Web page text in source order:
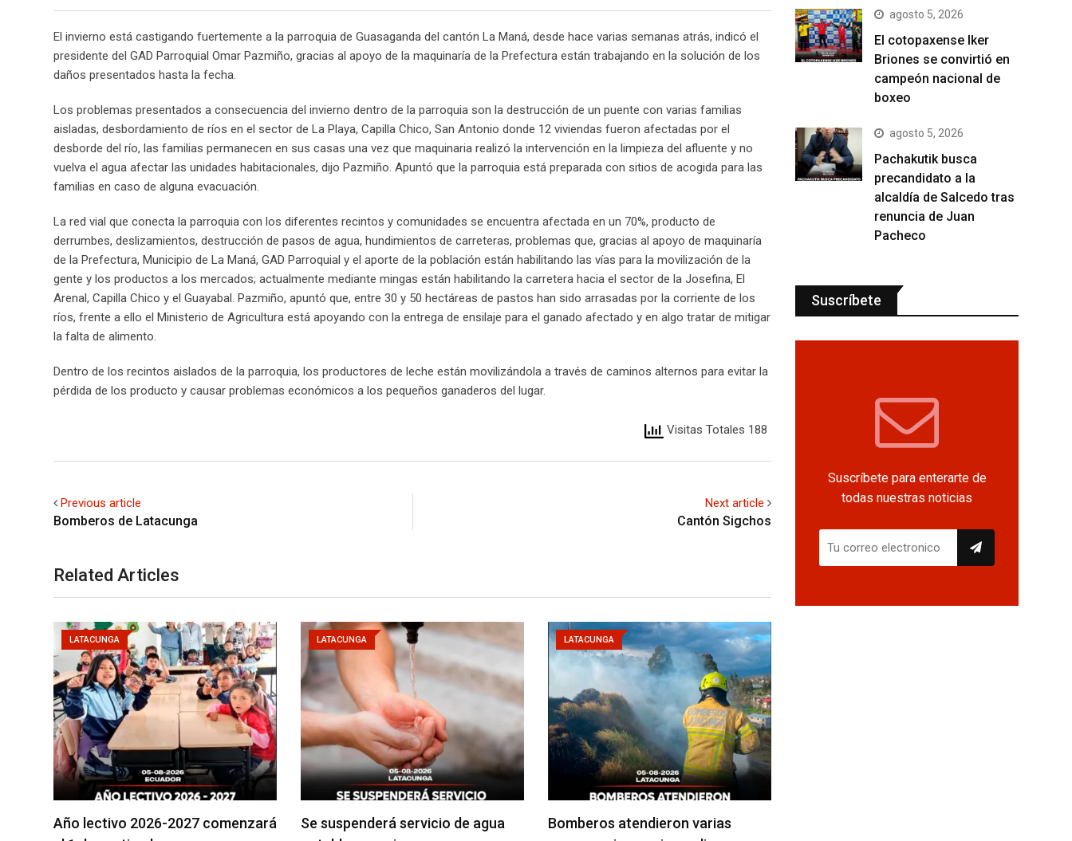
El invierno está castigando fuertemente a la parroquia de Guasaganda del cantón La Maná, desde hace varias semanas atrás, indicó el
presidente del GAD Parroquial Omar Pazmiño, gracias al apoyo de la maquinaría de la Prefectura están trabajando en la solución de los
daños presentados hasta la fecha.
Los problemas presentados a consecuencia del invierno dentro de la parroquia son la destrucción de un puente con varias familias
aisladas, desbordamiento de ríos en el sector de La Playa, Capilla Chico, San Antonio donde 12 viviendas fueron afectadas por el
desborde del río, las familias permanecen en sus casas una vez que maquinaria realizó la intervención en la limpieza del afluente y no
vuelva el agua afectar las unidades habitacionales, dijo Pazmiño. Apuntó que la parroquia está preparada con sitios de acogida para las
familias en caso de alguna evacuación.
La red vial que conecta la parroquia con los diferentes recintos y comunidades se encuentra afectada en un 70%, producto de
derrumbes, deslizamientos, destrucción de pasos de agua, hundimientos de carreteras, problemas que, gracias al apoyo de maquinaría
de la Prefectura, Municipio de La Maná, GAD Parroquial y el aporte de la población están habilitando las vías para la movilización de la
gente y los productos a los mercados; actualmente mediante mingas están habilitando la carretera hacia el sector de la Josefina, El
Arenal, Capilla Chico y el Guayabal. Pazmiño, apuntó que, entre 30 y 50 hectáreas de pastos han sido arrasadas por la corriente de los
ríos, frente a ello el Ministerio de Agricultura está apoyando con la entrega de ensilaje para el ganado afectado y en algo tratar de mitigar
la falta de alimento.
Dentro de los recintos aislados de la parroquia, los productores de leche están movilizándola a través de caminos alternos para evitar la
pérdida de los producto y causar problemas económicos a los pequeños ganaderos del lugar.
Visitas Totales 188
Previous article
Bomberos de Latacunga
Next article
Cantón Sigchos
Related Articles
LATACUNGA
Año lectivo 2026-2027 comenzará
LATACUNGA
Se suspenderá servicio de agua
LATACUNGA
Bomberos atendieron varias
agosto 5, 2026
El cotopaxense Iker
Briones se convirtió en
campeón nacional de
boxeo
agosto 5, 2026
Pachakutik busca
precandidato a la
alcaldía de Salcedo tras
renuncia de Juan
Pacheco
Suscríbete
Suscríbete para enterarte de
todas nuestras noticias